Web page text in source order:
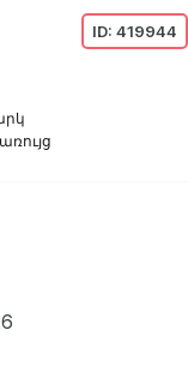
ID: 419944